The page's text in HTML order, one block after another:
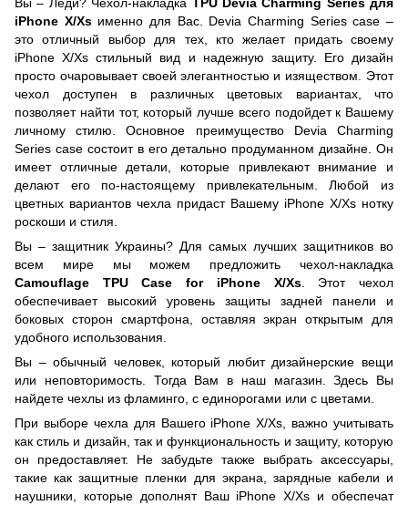
iPhone X/Xs именно для Вас. Devia Charming Series case –
это отличный выбор для тех, кто желает придать своему
iPhone X/Xs стильный вид и надежную защиту. Его дизайн
просто очаровывает своей элегантностью и изяществом. Этот
чехол доступен в различных цветовых вариантах, что
позволяет найти тот, который лучше всего подойдет к Вашему
личному стилю. Основное преимущество Devia Charming
Series case состоит в его детально продуманном дизайне. Он
имеет отличные детали, которые привлекают внимание и
делают его по-настоящему привлекательным. Любой из
цветных вариантов чехла придаст Вашему iPhone X/Xs нотку
роскоши и стиля.
Вы – защитник Украины? Для самых лучших защитников во
всем мире мы можем предложить чехол-накладка
Camouflage TPU Case for iPhone X/Xs. Этот чехол
обеспечивает высокий уровень защиты задней панели и
боковых сторон смартфона, оставляя экран открытым для
удобного использования.
Вы – обычный человек, который любит дизайнерские вещи
или неповторимость. Тогда Вам в наш магазин. Здесь Вы
найдете чехлы из фламинго, с единорогами или с цветами.
При выборе чехла для Вашего iPhone X/Xs, важно учитывать
как стиль и дизайн, так и функциональность и защиту, которую
он предоставляет. Не забудьте также выбрать аксессуары,
такие как защитные пленки для экрана, зарядные кабели и
наушники, которые дополнят Ваш iPhone X/Xs и обеспечат